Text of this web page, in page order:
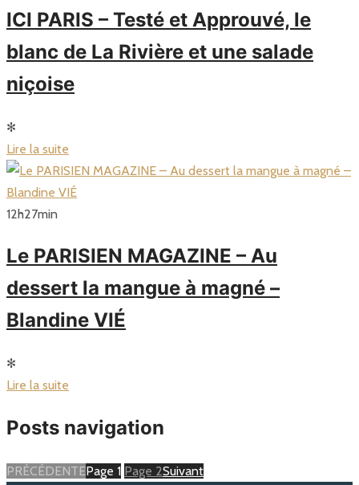
ICI PARIS – Testé et Approuvé, le
blanc de La Rivière et une salade
niçoise
✻
Lire la suite
12h27min
Le PARISIEN MAGAZINE – Au
dessert la mangue à magné –
Blandine VIÉ
✻
Lire la suite
Posts navigation
PRÉCÉDENTEPage 1 Page 2Suivant